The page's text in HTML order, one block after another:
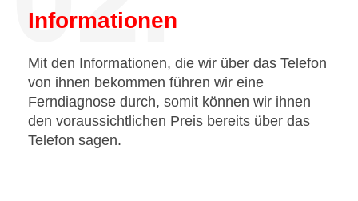
Informationen
Mit den Informationen, die wir über das Telefon
von ihnen bekommen führen wir eine
Ferndiagnose durch, somit können wir ihnen
den voraussichtlichen Preis bereits über das
Telefon sagen.